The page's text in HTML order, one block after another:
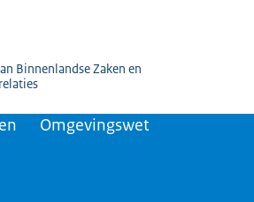
Binnenlandse Zaken en
Omgevingswet